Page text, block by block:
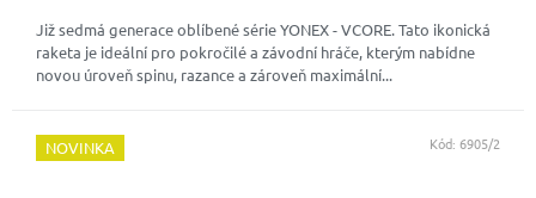
Již sedmá generace oblíbené série YONEX - VCORE. Tato ikonická
raketa je ideální pro pokročilé a závodní hráče, kterým nabídne
novou úroveň spinu, razance a zároveň maximální...
NOVINKA Kód: 6905/2